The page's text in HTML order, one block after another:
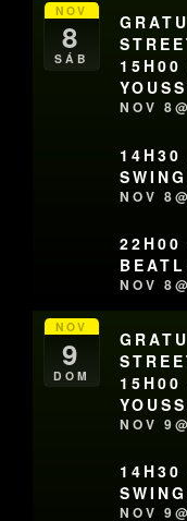
NOV
8
SÁB
15H00
NOV
14H30
NOV
22H00
NOV
NOV
9
DOM
15H00
NOV
14H30
NOV